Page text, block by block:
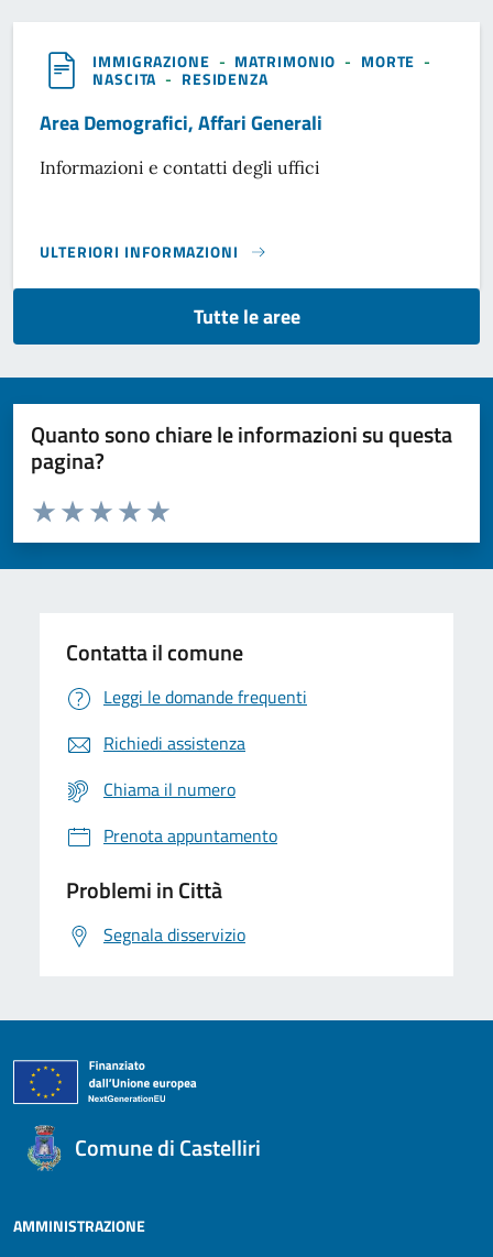
IMMIGRAZIONE - MATRIMONIO - MORTE -
NASCITA - RESIDENZA
Area Demografici, Affari Generali
Informazioni e contatti degli uffici
ULTERIORI INFORMAZIONI
AREA DEMOGRAFICI, AFFARI GENERALI}
Tutte le aree
Quanto sono chiare le informazioni su questa
pagina?
Domanda
Valuta da 1 a 5 stelle la pagina
Valuta 5 stelle su 5
Valuta 4 stelle su 5
Valuta 3 stelle su 5
Valuta 2 stelle su 5
Valuta 1 stelle su 5
Contatta il comune
Leggi le domande frequenti
Richiedi assistenza
Chiama il numero
Prenota appuntamento
Problemi in Città
Segnala disservizio
Comune di Castelliri
AMMINISTRAZIONE